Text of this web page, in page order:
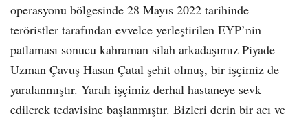
operasyonu bölgesinde 28 Mayıs 2022 tarihinde
teröristler tarafından evvelce yerleştirilen EYP’nin
patlaması sonucu kahraman silah arkadaşımız Piyade
Uzman Çavuş Hasan Çatal şehit olmuş, bir işçimiz de
yaralanmıştır. Yaralı işçimiz derhal hastaneye sevk
edilerek tedavisine başlanmıştır. Bizleri derin bir acı ve